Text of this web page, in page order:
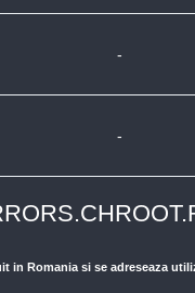
-
-
in Romania si se adreseaza